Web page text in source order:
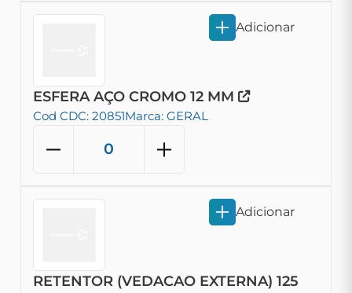
ESFERA AÇO CROMO 12 MM
Cod CDC: 20851Marca: GERAL
Adicionar
RETENTOR (VEDACAO EXTERNA) 125
Adicionar